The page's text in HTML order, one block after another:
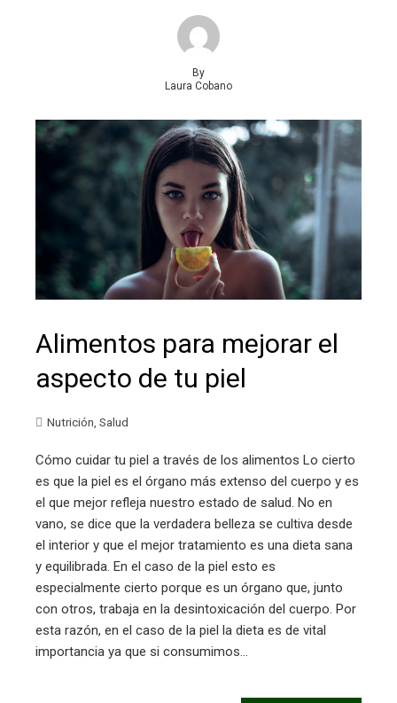
By
Laura Cobano
Alimentos para mejorar el
aspecto de tu piel
Nutrición Salud
Cómo cuidar tu piel a través de los alimentos Lo cierto
es que la piel es el órgano más extenso del cuerpo y es
el que mejor refleja nuestro estado de salud. No en
vano, se dice que la verdadera belleza se cultiva desde
el interior y que el mejor tratamiento es una dieta sana
y equilibrada. En el caso de la piel esto es
especialmente cierto porque es un órgano que, junto
con otros, trabaja en la desintoxicación del cuerpo. Por
esta razón, en el caso de la piel la dieta es de vital
importancia ya que si consumimos…